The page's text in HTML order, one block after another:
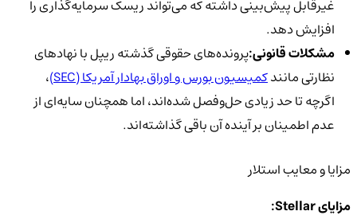
غیرقابل ‌پیش‌بینی داشته که می‌تواند ریسک سرمایه‌گذاری را
افزایش دهد.
مشکلات قانونی:پرونده‌های حقوقی گذشته ریپل با نهادهای
نظارتی مانندکمیسیون بورس و اوراق بهادار آمریکا (SEC)
،
اگرچه تا حد زیادی حل‌وفصل شده‌اند، اما همچنان سایه‌ای از
عدم اطمینان بر آینده آن باقی گذاشته‌اند.
مزایا و معایب استلار
مزایای Stellar: